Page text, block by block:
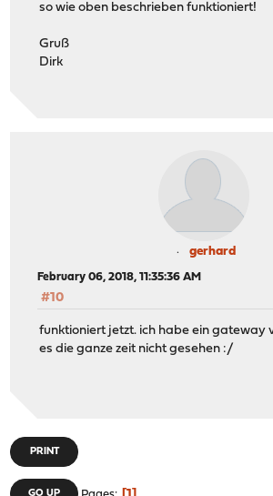
so wie oben beschrieben funktioniert!
Gruß
Dirk
gerhard
February 06, 2018, 11:35:36 AM
#10
funktioniert jetzt. ich habe ein gateway
es die ganze zeit nicht gesehen :/
PRINT
GO UP